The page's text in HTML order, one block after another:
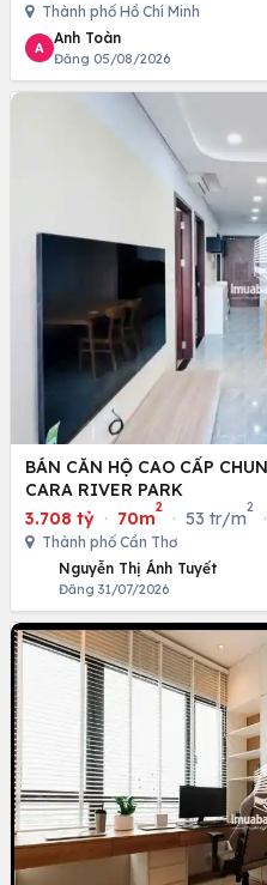
Thành phố Hồ Chí Minh
A
Anh Toàn
Đăng 05/08/2026
BÁN CĂN HỘ CAO CẤP
CARA RIVER PARK
3.708 tỷ · 70m
2
· 53 tr/m
2
·
Thành phố Cần Thơ
Nguyễn Thị Ánh Tuyết
Đăng 31/07/2026